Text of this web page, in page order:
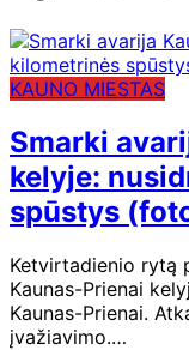
KAUNO MIESTAS
Smarki
kelyje:
spūstys
Ketvirtadienio rytą
Kaunas-Prienai
Kaunas-Prienai.
įvažiavimo.…